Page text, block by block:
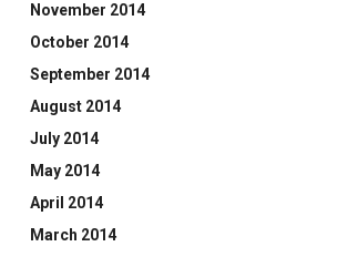
November 2014
October 2014
September 2014
August 2014
July 2014
May 2014
April 2014
March 2014